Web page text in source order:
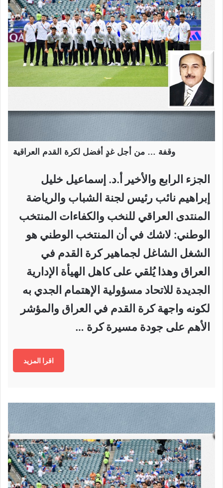
وقفة … من أجل غدٍ أفضل لكرة القدم العراقية
الجزء الرابع والأخير أ.د. إسماعيل خليل
إبراهيم نائب رئيس لجنة الشباب والرياضة
المنتدى العراقي للنخب والكفاءات المنتخب
الوطني: لاشك في أن المنتخب الوطني هو
الشغل الشاغل لجماهير كرة القدم في
العراق وهذا يُلقي على كاهل الهيأة الإدارية
الجديدة للاتحاد مسؤولية الإهتمام الجدي به
لكونه واجهة كرة القدم في العراق والمؤشر
الأهم على جودة مسيرة كرة …
اقرا المزيد